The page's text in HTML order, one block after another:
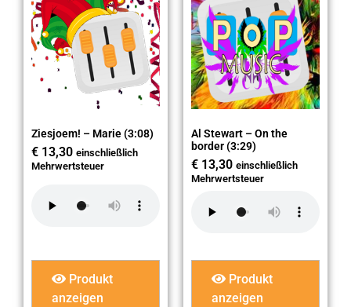
Ziesjoem! – Marie (3:08)
€ 13,30 einschließlich
Mehrwertsteuer
Produkt
anzeigen
Al Stewart – On the
border (3:29)
€ 13,30 einschließlich
Mehrwertsteuer
Produkt
anzeigen